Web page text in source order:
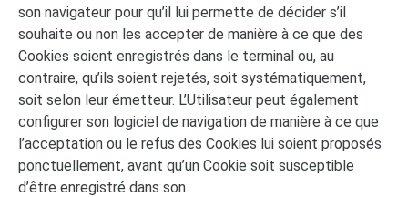
son navigateur pour qu’il lui permette de décider s’il
souhaite ou non les accepter de manière à ce que des
Cookies soient enregistrés dans le terminal ou, au
contraire, qu’ils soient rejetés, soit systématiquement,
soit selon leur émetteur. L’Utilisateur peut également
configurer son logiciel de navigation de manière à ce que
l’acceptation ou le refus des Cookies lui soient proposés
ponctuellement, avant qu’un Cookie soit susceptible
d’être enregistré dans son